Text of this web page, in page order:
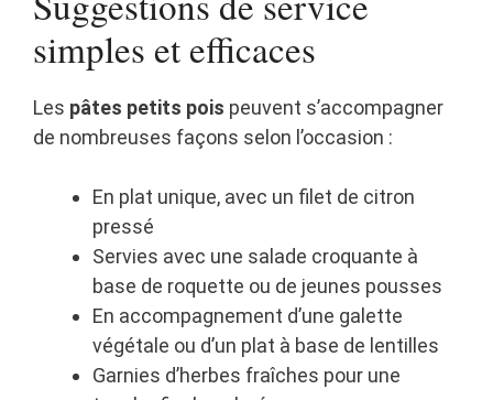
simples et efficaces
Les pâtes petits pois peuvent s’accompagner
de nombreuses façons selon l’occasion :
En plat unique, avec un filet de citron
pressé
Servies avec une salade croquante à
base de roquette ou de jeunes pousses
En accompagnement d’une galette
végétale ou d’un plat à base de lentilles
Garnies d’herbes fraîches pour une